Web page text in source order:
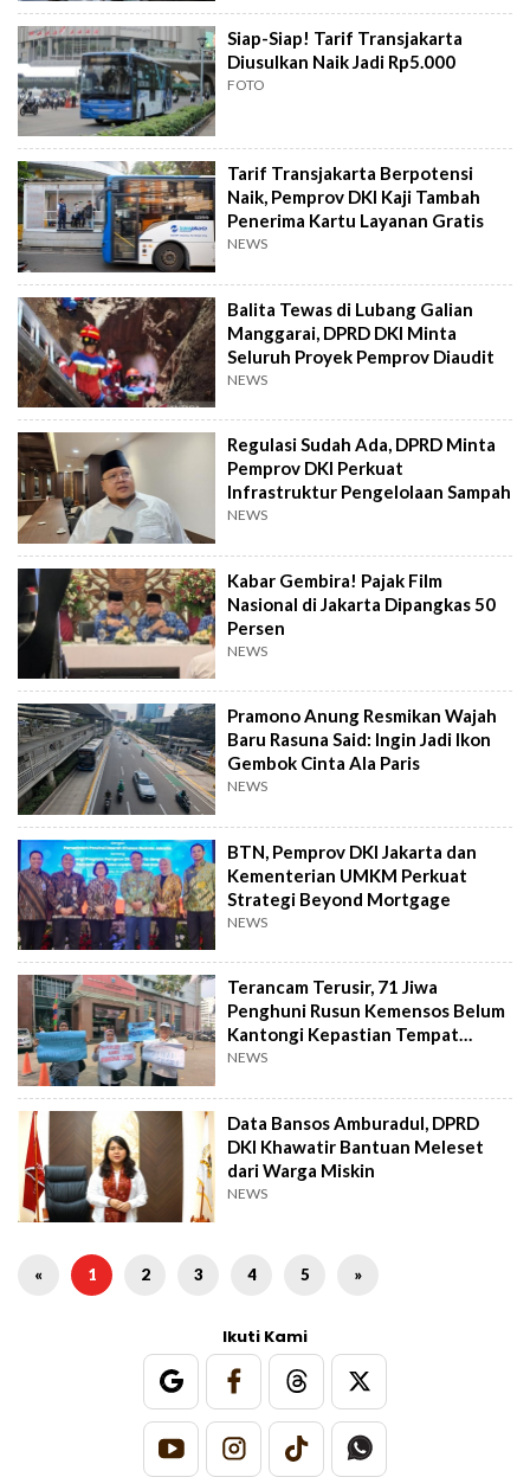
Siap-Siap! Tarif Transjakarta
Diusulkan Naik Jadi Rp5.000
FOTO
Tarif Transjakarta Berpotensi
Naik, Pemprov DKI Kaji Tambah
Penerima Kartu Layanan Gratis
NEWS
Balita Tewas di Lubang Galian
Manggarai, DPRD DKI Minta
Seluruh Proyek Pemprov Diaudit
NEWS
Regulasi Sudah Ada, DPRD Minta
Pemprov DKI Perkuat
Infrastruktur Pengelolaan Sampah
NEWS
Kabar Gembira! Pajak Film
Nasional di Jakarta Dipangkas 50
Persen
NEWS
Pramono Anung Resmikan Wajah
Baru Rasuna Said: Ingin Jadi Ikon
Gembok Cinta Ala Paris
NEWS
BTN, Pemprov DKI Jakarta dan
Kementerian UMKM Perkuat
Strategi Beyond Mortgage
NEWS
Terancam Terusir, 71 Jiwa
Penghuni Rusun Kemensos Belum
Kantongi Kepastian Tempat
Tinggal Baru
NEWS
Data Bansos Amburadul, DPRD
DKI Khawatir Bantuan Meleset
dari Warga Miskin
NEWS
« 1 2 3 4 5 »
Ikuti Kami